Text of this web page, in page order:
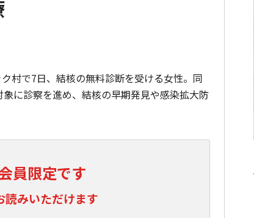
村で7日、結核の無料診断を受ける女性。同
に診察を進め、結核の早期発見や感染拡大防
員限定です
読みいただけます